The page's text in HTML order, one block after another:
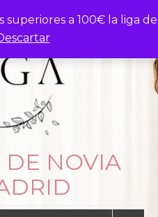
superiores a 100€ la liga de
DE NOVIA